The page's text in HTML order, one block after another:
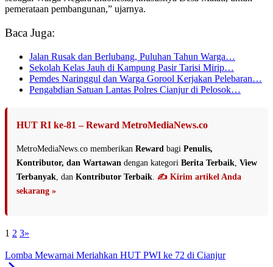
pemerataan pembangunan,” ujarnya.
Baca Juga:
Jalan Rusak dan Berlubang, Puluhan Tahun Warga…
Sekolah Kelas Jauh di Kampung Pasir Tarisi Mirip…
Pemdes Naringgul dan Warga Gorool Kerjakan Pelebaran…
Pengabdian Satuan Lantas Polres Cianjur di Pelosok…
HUT RI ke-81 – Reward MetroMediaNews.co
MetroMediaNews.co memberikan Reward bagi Penulis,
Kontributor, dan Wartawan dengan kategori Berita Terbaik View
Terbanyak , dan Kontributor Terbaik ✍️ Kirim artikel Anda
sekarang »
1 2 3»
Lomba Mewarnai Meriahkan HUT PWI ke 72 di Cianjur